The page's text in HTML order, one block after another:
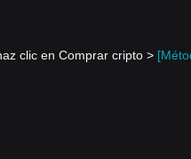
clic en Comprar cripto >